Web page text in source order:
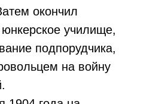
окончил
училище,
подпорудчика,
на войну